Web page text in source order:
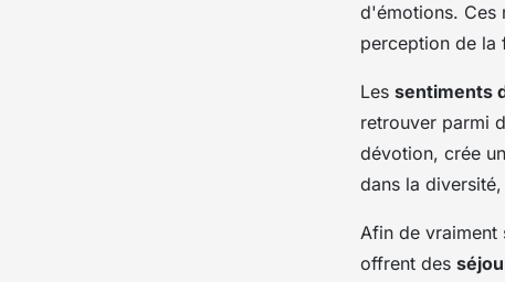
d'émotions. Ces
perception de la
Les sentiments
retrouver parmi
dévotion, crée
dans la
Afin de vraiment
offrent des